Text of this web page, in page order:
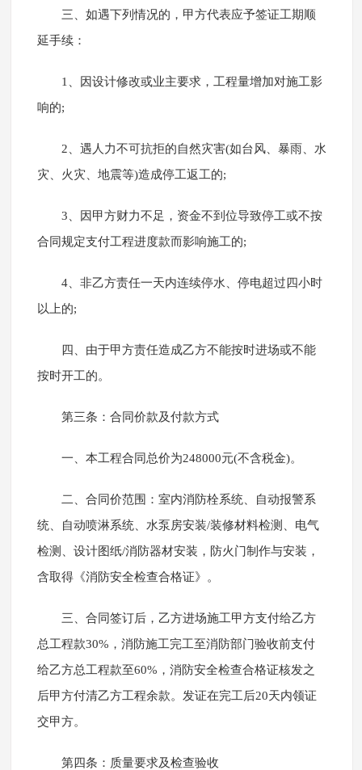
三、如遇下列情况的，甲方代表应予签证工期顺
延手续：
1、因设计修改或业主要求，工程量增加对施工影
响的;
2、遇人力不可抗拒的自然灾害(如台风、暴雨、水
灾、火灾、地震等)造成停工返工的;
3、因甲方财力不足，资金不到位导致停工或不按
合同规定支付工程进度款而影响施工的;
4、非乙方责任一天内连续停水、停电超过四小时
以上的;
四、由于甲方责任造成乙方不能按时进场或不能
按时开工的。
第三条：合同价款及付款方式
一、本工程合同总价为248000元(不含税金)。
二、合同价范围：室内消防栓系统、自动报警系
统、自动喷淋系统、水泵房安装/装修材料检测、电气
检测、设计图纸/消防器材安装，防火门制作与安装，
含取得《消防安全检查合格证》。
三、合同签订后，乙方进场施工甲方支付给乙方
总工程款30%，消防施工完工至消防部门验收前支付
给乙方总工程款至60%，消防安全检查合格证核发之
后甲方付清乙方工程余款。发证在完工后20天内领证
交甲方。
第四条：质量要求及检查验收